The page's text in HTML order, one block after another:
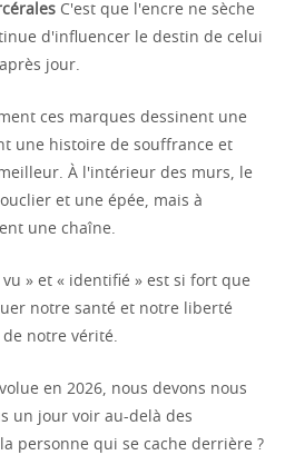
C'est que l'encre ne sèche
d'influencer le destin de celui
jour.
ces marques dessinent une
une histoire de souffrance et
À l'intérieur des murs, le
et une épée, mais à
une chaîne.
vu » et « identifié » est si fort que
notre santé et notre liberté
notre vérité.
en 2026, nous devons nous
un jour voir au-delà des
personne qui se cache derrière ?